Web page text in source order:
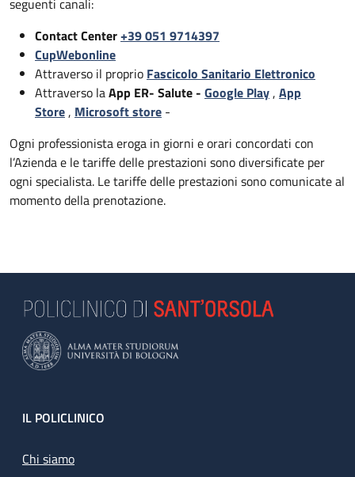
seguenti canali:
Contact Center+39 051 9714397
CupWebonline
Attraverso il proprio Fascicolo Sanitario Elettronico
Attraverso laApp ER- Salute - Google Play, App
Store, Microsoft store -
Ogni professionista eroga in giorni e orari concordati con
l’Azienda e le tariffe delle prestazioni sono diversificate per
ogni specialista. Le tariffe delle prestazioni sono comunicate al
momento della prenotazione.
Footer
IL POLICLINICO
Chi siamo